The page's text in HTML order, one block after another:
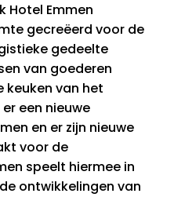
Hotel Emmen
gecreëerd voor de
gedeelte
van goederen
keuken van het
een nieuwe
en er zijn nieuwe
voor de
speelt hiermee in
ontwikkelingen van